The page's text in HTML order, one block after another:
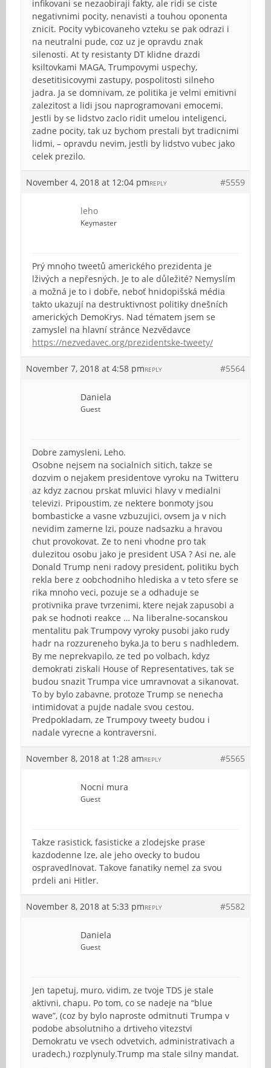
infikovani se nezaobiraji fakty, ale ridi se ciste
negativnimi pocity, nenavisti a touhou oponenta
znicit. Pocity vybicovaneho vzteku se pak odrazi i
na neutralni pude, coz uz je opravdu znak
silenosti. At ty resistanty DT klidne drazdi
ksiltovkami MAGA, Trumpovymi uspechy,
desetitisicovymi zastupy, pospolitosti silneho
jadra. Ja se domnivam, ze politika je velmi emitivni
zalezitost a lidi jsou naprogramovani emocemi.
Jestli by se lidstvo zaclo ridit umelou inteligenci,
zadne pocity, tak uz bychom prestali byt tradicnimi
lidmi, – opravdu nevim, jestli by lidstvo vubec jako
celek prezilo.
November 4, 2018 at 12:04 pm #5559
REPLY
leho
Keymaster
Prý mnoho tweetů amerického prezidenta je
lživých a nepřesných. Je to ale důležité? Nemyslím
a možná je to i dobře, neboť hnidopišská média
takto ukazují na destruktivnost politiky dnešních
amerických DemoKrys. Nad tématem jsem se
zamyslel na hlavní stránce Nezvědavce
https://nezvedavec.org/prezidentske-tweety/
November 7, 2018 at 4:58 pm #5564
REPLY
Daniela
Guest
Dobre zamysleni, Leho.
Osobne nejsem na socialnich sitich, takze se
dozvim o nejakem presidentove vyroku na Twitteru
az kdyz zacnou prskat mluvici hlavy v medialni
televizi. Pripoustim, ze nektere bonmoty jsou
bombasticke a vasne vzbuzujici, ovsem ja v nich
nevidim zamerne lzi, pouze nadsazku a hravou
chut provokovat. Ze to neni vhodne pro tak
dulezitou osobu jako je president USA ? Asi ne, ale
Donald Trump neni radovy president, politiku bych
rekla bere z oobchodniho hlediska a v teto sfere se
rika mnoho veci, pozuje se a odhaduje se
protivnika prave tvrzenimi, ktere nejak zapusobi a
pak se hodnoti reakce … Na liberalne-socanskou
mentalitu pak Trumpovy vyroky pusobi jako rudy
hadr na rozzureneho byka.Ja to beru s nadhledem.
By me neprekvapilo, ze ted po volbach, kdyz
demokrati ziskali House of Representatives, tak se
budou snazit Trumpa vice umravnovat a sikanovat.
To by bylo zabavne, protoze Trump se nenecha
intimidovat a pujde nadale svou cestou.
Predpokladam, ze Trumpovy tweety budou i
nadale vyrecne a kontraversni.
November 8, 2018 at 1:28 am #5565
REPLY
Nocni mura
Guest
Takze rasistick, fasisticke a zlodejske prase
kazdodenne lze, ale jeho ovecky to budou
ospravedlnovat. Takove fanatiky nemel za svou
prdeli ani Hitler.
November 8, 2018 at 5:33 pm #5582
REPLY
Daniela
Guest
Jen tapetuj, muro, vidim, ze tvoje TDS je stale
aktivni, chapu. Po tom, co se nadeje na “blue
wave”, (coz by bylo naproste odmitnuti Trumpa v
podobe absolutniho a drtiveho vitezstvi
Demokratu ve vsech odvetvich, administrativach a
uradech,) rozplynuly.Trump ma stale silny mandat.